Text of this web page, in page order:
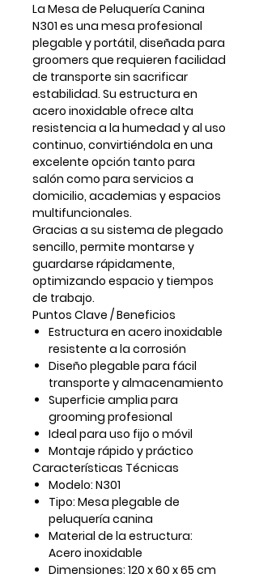
La Mesa de Peluquería Canina
N301 es una mesa profesional
plegable y portátil, diseñada para
groomers que requieren facilidad
de transporte sin sacrificar
estabilidad. Su estructura en
acero inoxidable ofrece alta
resistencia a la humedad y al uso
continuo, convirtiéndola en una
excelente opción tanto para
salón como para servicios a
domicilio, academias y espacios
multifuncionales.
Gracias a su sistema de plegado
sencillo, permite montarse y
guardarse rápidamente,
optimizando espacio y tiempos
de trabajo.
Puntos Clave / Beneficios
Estructura en acero inoxidable
resistente a la corrosión
Diseño plegable para fácil
transporte y almacenamiento
Superficie amplia para
grooming profesional
Ideal para uso fijo o móvil
Montaje rápido y práctico
Características Técnicas
Modelo: N301
Tipo: Mesa plegable de
peluquería canina
Material de la estructura:
Acero inoxidable
Dimensiones: 120 x 60 x 65 cm